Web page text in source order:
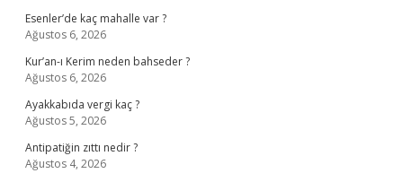
Esenler’de kaç mahalle var ?
Ağustos 6, 2026
Kur’an-ı Kerim neden bahseder ?
Ağustos 6, 2026
Ayakkabıda vergi kaç ?
Ağustos 5, 2026
Antipatiğin zıttı nedir ?
Ağustos 4, 2026